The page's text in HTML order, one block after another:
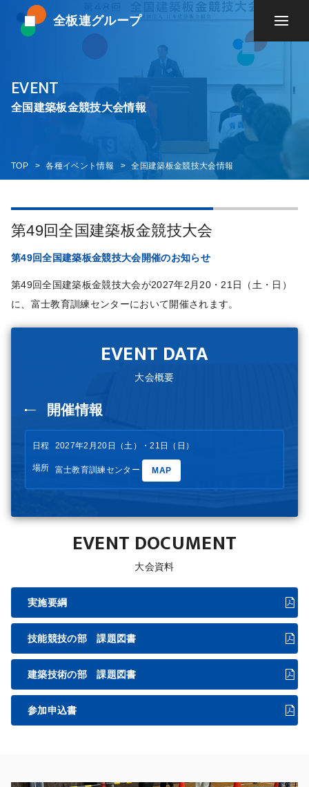
全板連グループ
EVENT
全国建築板金競技大会情報
TOP 各種イベント情報 全国建築板金競技大会情報
第49回全国建築板金競技大会
第49回全国建築板金競技大会開催のお知らせ
第49回全国建築板金競技大会が2027年2月20・21日（土・日）
に、富士教育訓練センターにおいて開催されます。
EVENT DATA
大会概要
開催情報
日程 2027年2月20日（土）・21日（日）
場所 富士教育訓練センター MAP
EVENT DOCUMENT
大会資料
実施要綱
技能競技の部 課題図書
建築技術の部 課題図書
参加申込書